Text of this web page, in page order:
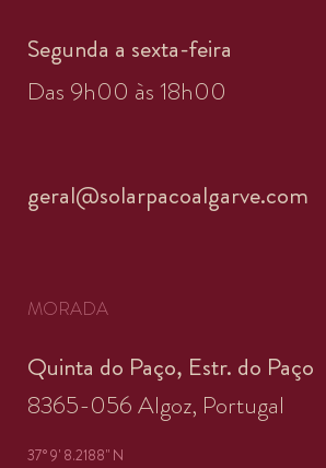
Segunda a sexta-feira
Das 9h00 às 18h00
geral@solarpacoalgarve.com
MORADA
Quinta do Paço, Estr. do Paço
8365-056 Algoz, Portugal
37° 9' 8.2188'' N